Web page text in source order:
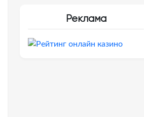
Реклама